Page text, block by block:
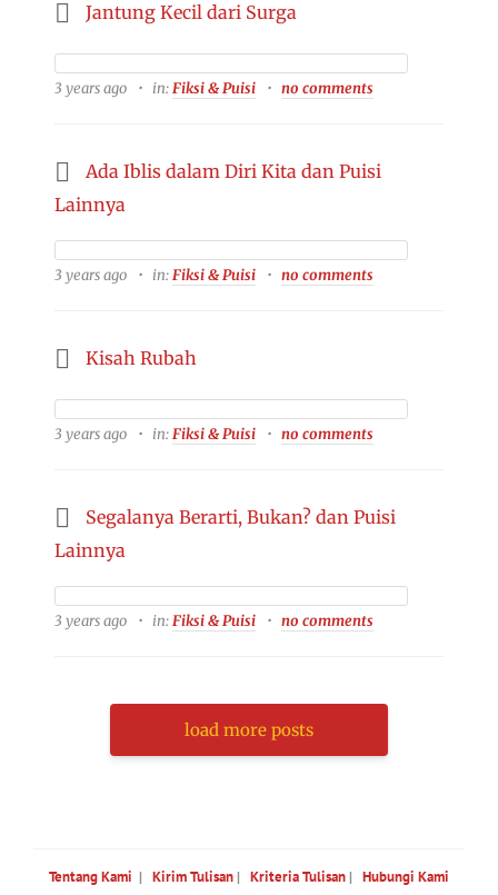
Jantung Kecil dari Surga
3 years ago in:Fiksi & Puisi no comments
Ada Iblis dalam Diri Kita dan Puisi
Lainnya
3 years ago in:Fiksi & Puisi no comments
Kisah Rubah
3 years ago in:Fiksi & Puisi no comments
Segalanya Berarti, Bukan? dan Puisi
Lainnya
3 years ago in:Fiksi & Puisi no comments
load more posts
Tentang Kami | Kirim Tulisan| Kriteria Tulisan| Hubungi Kami